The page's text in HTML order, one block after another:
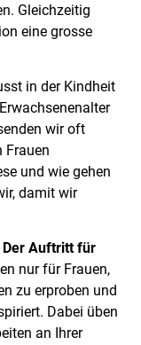
Gleichzeitig
eine grosse
in der Kindheit
wir oft
Frauen
und wie gehen
damit wir
Der Auftritt für
nur für Frauen,
zu erproben und
Dabei üben
an Ihrer